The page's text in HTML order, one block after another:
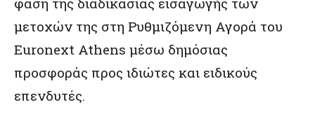
μετοχών της στη Ρυθμιζόμενη Αγορά του
Euronext Athens μέσω δημόσιας
προσφοράς προς ιδιώτες και ειδικούς
επενδυτές.